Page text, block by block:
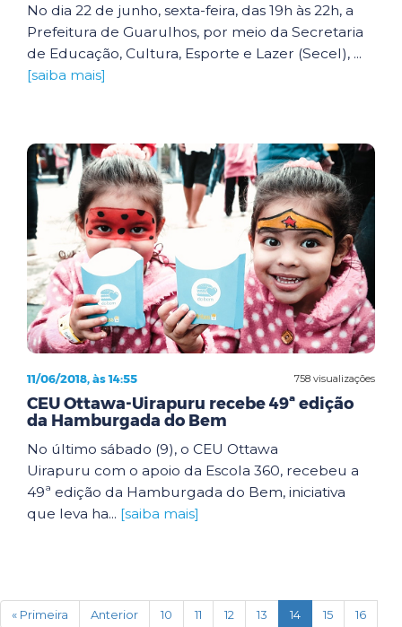
No dia 22 de junho, sexta-feira, das 19h às 22h, a
Prefeitura de Guarulhos, por meio da Secretaria
de Educação, Cultura, Esporte e Lazer (Secel), ...
[saiba mais]
758 visualizações
11/06/2018, às 14:55
CEU Ottawa-Uirapuru recebe 49ª edição
da Hamburgada do Bem
No último sábado (9), o CEU Ottawa
Uirapuru com o apoio da Escola 360, recebeu a
49ª edição da Hamburgada do Bem, iniciativa
que leva ha... [saiba mais]
« Primeira Anterior 10 11 12 13 14(current)
15 16